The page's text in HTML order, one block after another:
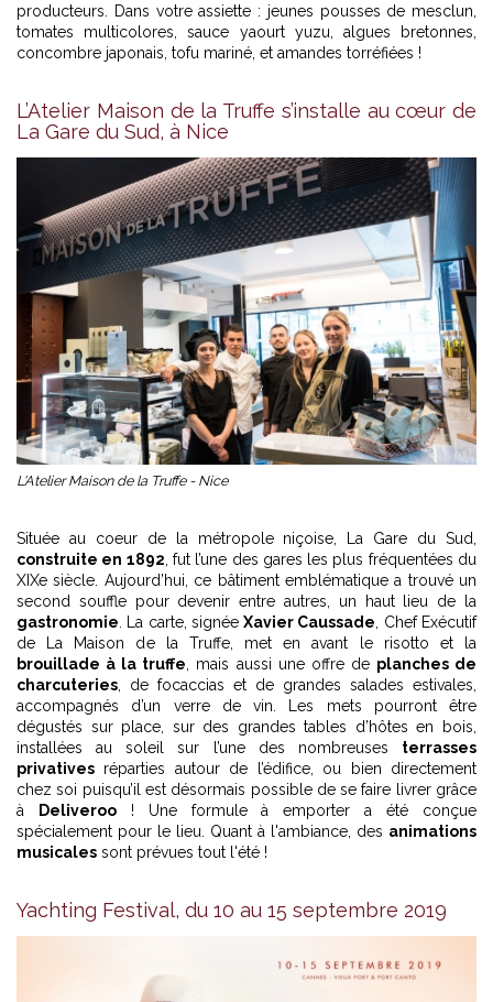
producteurs. Dans votre assiette : jeunes pousses de mesclun,
tomates multicolores, sauce yaourt yuzu, algues bretonnes,
concombre japonais, tofu mariné, et amandes torréfiées !
L’Atelier Maison de la Truffe s’installe au cœur de
La Gare du Sud, à Nice
L'Atelier Maison de la Truffe - Nice
Située au coeur de la métropole niçoise, La Gare du Sud,
construite en 1892 , fut l’une des gares les plus fréquentées du
XIXe siècle. Aujourd’hui, ce bâtiment emblématique a trouvé un
second souffle pour devenir entre autres, un haut lieu de la
gastronomie . La carte, signéeXavier Caussade , Chef Exécutif
de La Maison de la Truffe, met en avant le risotto et la
brouillade à la truffe , mais aussi une offre de planches de
charcuteries , de focaccias et de grandes salades estivales,
accompagnés d’un verre de vin. Les mets pourront être
dégustés sur place, sur des grandes tables d’hôtes en bois,
installées au soleil sur l’une des nombreuses terrasses
privatives réparties autour de l’édifice, ou bien directement
chez soi puisqu’il est désormais possible de se faire livrer grâce
à
Deliveroo! Une formule à emporter a été conçue
spécialement pour le lieu. Quant à l'ambiance, des animations
musicales sont prévues tout l'été !
Yachting Festival, du 10 au 15 septembre 2019